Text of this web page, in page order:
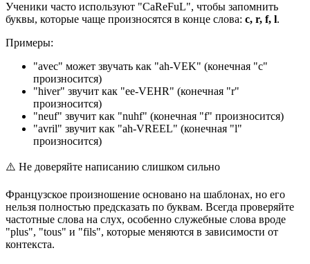
Ученики часто используют "CaReFuL", чтобы запомнить
буквы, которые чаще произносятся в конце слова: c, r, f, l.
Примеры:
"avec" может звучать как "ah-VEK" (конечная "c"
произносится)
"hiver" звучит как "ee-VEHR" (конечная "r"
произносится)
"neuf" звучит как "nuhf" (конечная "f" произносится)
"avril" звучит как "ah-VREEL" (конечная "l"
произносится)
⚠️ Не доверяйте написанию слишком сильно
Французское произношение основано на шаблонах, но его
нельзя полностью предсказать по буквам. Всегда проверяйте
частотные слова на слух, особенно служебные слова вроде
"plus", "tous" и "fils", которые меняются в зависимости от
контекста.